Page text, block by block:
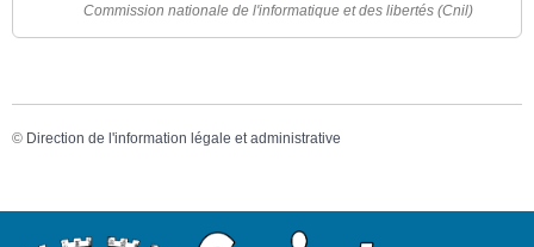
Commission nationale de l'informatique et des libertés (Cnil)
© Direction de l'information légale et administrative